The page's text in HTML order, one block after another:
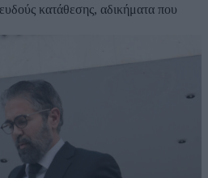
κατάθεσης, αδικήματα που